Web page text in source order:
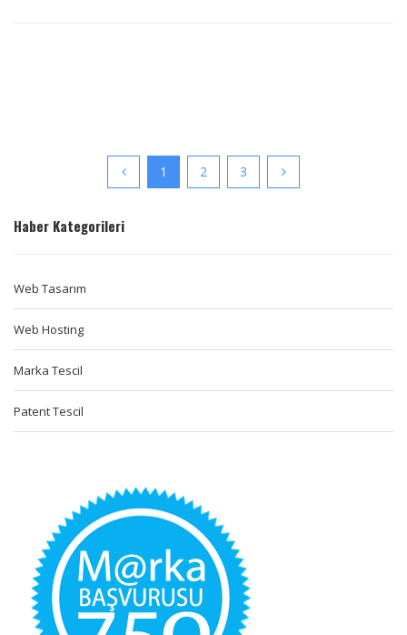
1 2 3
Haber Kategorileri
Web Tasarım
Web Hosting
Marka Tescil
Patent Tescil